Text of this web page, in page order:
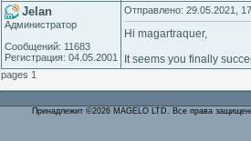
Jelan
Администратор
Сообщений: 11683
Регистрация: 04.05.2001
Отправлено: 29.05.2021,
Hi magartraquer,
It seems you finally
pages 1
Принадлежит ©2026 MAGELO LTD. Все права